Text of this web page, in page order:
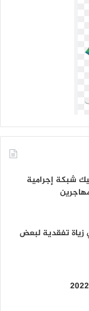
شبكة إجرامية
تفقدية لبعض